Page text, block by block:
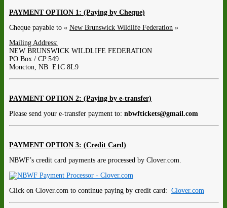
PAYMENT OPTION 1: (Paying by Cheque)
Cheque payable to « New Brunswick Wildlife Federation »
Mailing Address:
NEW BRUNSWICK WILDLIFE FEDERATION
PO Box / CP 549
Moncton, NB E1C 8L9
PAYMENT OPTION 2: (Paying by e-transfer)
Please send your e-transfer payment to: nbwftickets@gmail.com
PAYMENT OPTION 3: (Credit Card)
NBWF’s credit card payments are processed by Clover.com.
Click on Clover.com to continue paying by credit card: Clover.com